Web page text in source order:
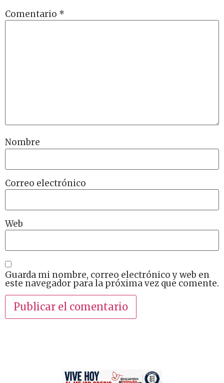
Comentario *
Nombre
Correo electrónico
Web
Guarda mi nombre, correo electrónico y web en
este navegador para la próxima vez que comente.